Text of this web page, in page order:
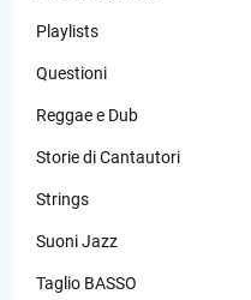
Playlists
Questioni
Reggae e Dub
Storie di Cantautori
Strings
Suoni Jazz
Taglio BASSO